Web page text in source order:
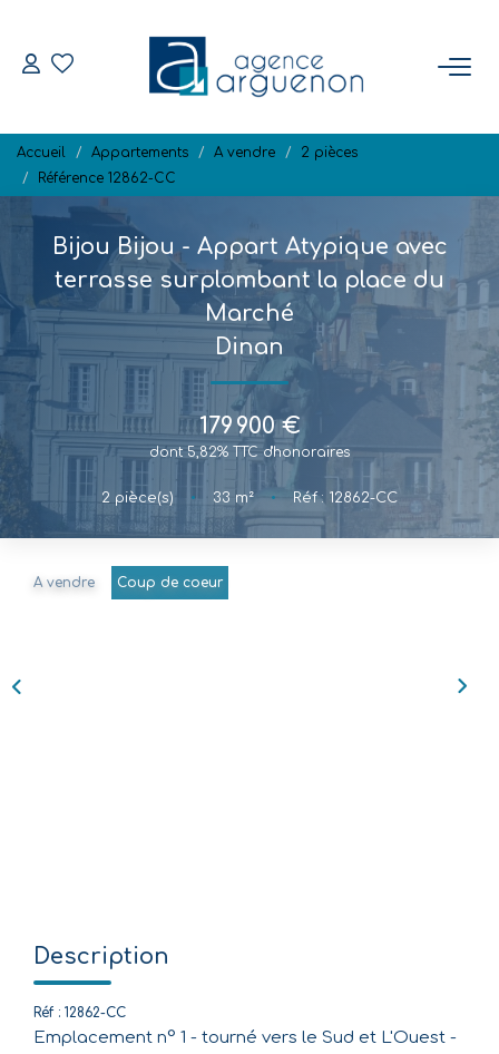
Nos Biens Disponibles
VENDRE
Estimation
Biens Vendus
NOTRE RÉGION
L'AGENCE
Nos Agences
Équipe
Accueil Appartements A vendre
2 pièces
Référence 12862-CC
Bijou Bijou - Appart Atypique avec
terrasse surplombant la place du
Marché
Dinan
179 900 €
dont 5,82% TTC d'honoraires
2 pièce(s) • 33 m² • Réf : 12862-CC
A vendre Coup de coeur
Description
Réf : 12862-CC
Emplacement n° 1 - tourné vers le Sud et L'Ouest -